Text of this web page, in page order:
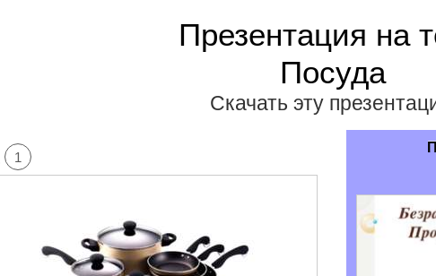
Презентация на
Посуда
Скачать эту
1